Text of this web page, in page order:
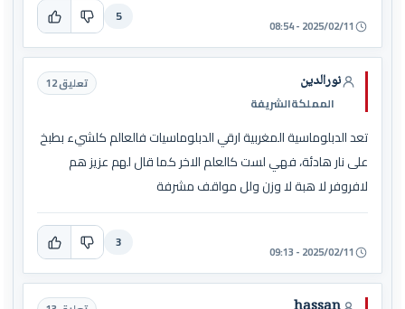
2025/02/11 - 08:54
5
نورالدين
المملكةالشريفة
تعليق 12
تعد الدبلوماسية المغربية ارقي الدبلوماسيات فالعالم كلشيء بطبخ
على نار هادئة، فهي لست كالعلم الاخر كما قال لهم عزيز هم
لافروفر لا هبة لا وزن ولل مواقف مشرفة
2025/02/11 - 09:13
3